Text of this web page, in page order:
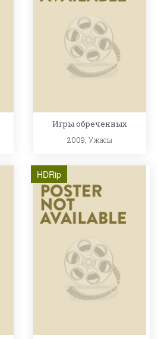
Игры обреченных
2009,Ужасы
HDRip